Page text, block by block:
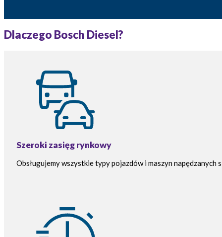
Dlaczego Bosch Diesel?
Szeroki zasięg rynkowy
Obsługujemy wszystkie typy pojazdów i maszyn napędzanych